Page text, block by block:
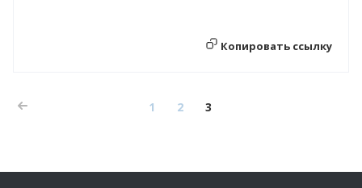
Копировать ссылку
1 2 3